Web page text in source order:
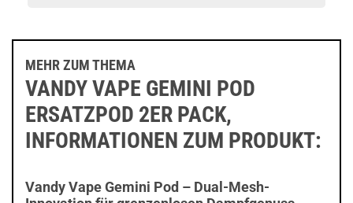
MEHR ZUM THEMA
VANDY VAPE GEMINI POD
ERSATZPOD 2ER PACK,
INFORMATIONEN ZUM PRODUKT:
Vandy Vape Gemini Pod – Dual-Mesh-